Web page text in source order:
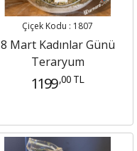
Çiçek Kodu : 1807
8 Mart Kadınlar Günü
Teraryum
1199 ,00 TL